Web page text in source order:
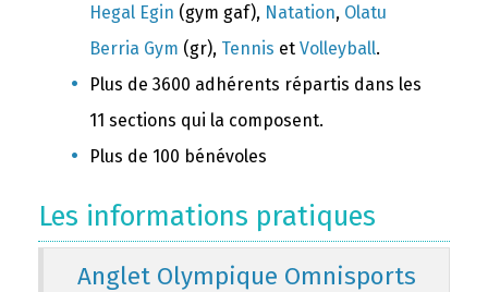
Hegal Egin (gym gaf), Natation, Olatu
Berria Gym (gr), Tennis et Volleyball.
Plus de 3600 adhérents répartis dans les
11 sections qui la composent.
Plus de 100 bénévoles
Les informations pratiques
Anglet Olympique Omnisports